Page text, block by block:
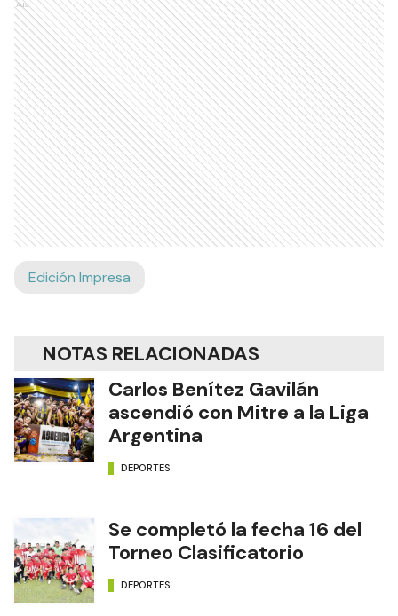
Ads
Edición Impresa
NOTAS RELACIONADAS
Carlos Benítez Gavilán
ascendió con Mitre a la Liga
Argentina
DEPORTES
Se completó la fecha 16 del
Torneo Clasificatorio
DEPORTES